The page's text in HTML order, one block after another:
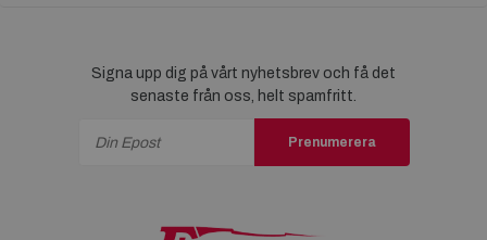
Signa upp dig på vårt nyhetsbrev och få det
senaste från oss, helt spamfritt.
Prenumerera